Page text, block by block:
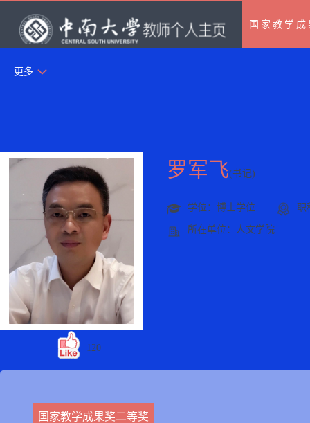
国家教学
更多
120
罗军飞(书记)
学位：博士学位 职
所在单位：人文学院
国家教学成果奖二等奖